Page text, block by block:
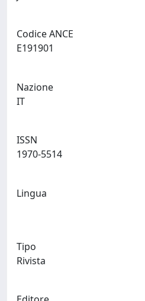
Codice ANCE
Nazione
ISSN
Lingua
Tipo
Rivista